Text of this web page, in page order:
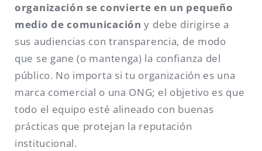
organización se convierte en un pequeño
medio de comunicacióny debe dirigirse a
sus audiencias con transparencia, de modo
que se gane (o mantenga) la confianza del
público. No importa si tu organización es una
marca comercial o una ONG; el objetivo es que
todo el equipo esté alineado con buenas
prácticas que protejan la reputación
institucional.